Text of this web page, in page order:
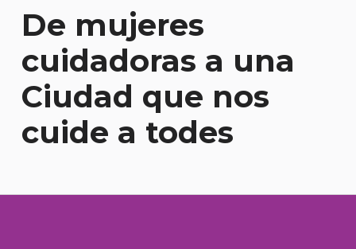
De mujeres
cuidadoras a una
Ciudad que nos
cuide a todes